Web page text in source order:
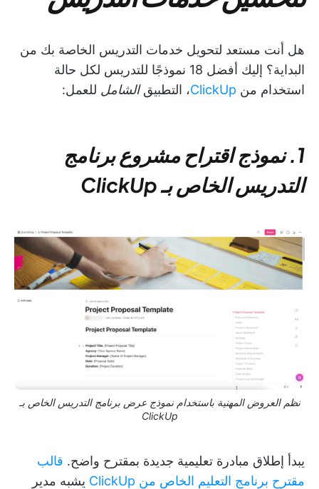
هل أنت مستعد لتحويل خدمات التدريس الخاصة بك من
البداية؟ إليك أفضل 18 نموذجًا للتدريس لكل حالة
استخدام من ClickUp، التطبيقالشامل للعمل:
1. نموذج اقتراح مشروع برنامج
التدريس الخاص بـ ClickUp
نظم العروض المهنية باستخدام نموذج عرض برنامج التدريس الخاص بـ
ClickUp
يبدأ إطلاق مبادرة تعليمية جديدة بمقترح واضح. قالب
مقترح برنامج التعليم الخاص من ClickUp
يشبه مدير